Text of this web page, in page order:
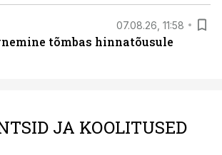
07.08.26, 11:58
tõmbas hinnatõusule
JA KOOLITUSED